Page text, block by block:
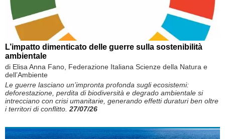
L’impatto dimenticato delle guerre sulla sostenibilità
ambientale
di Elisa Anna Fano, Federazione Italiana Scienze della Natura e
dell’Ambiente
Le guerre lasciano un’impronta profonda sugli ecosistemi:
deforestazione, perdita di biodiversità e degrado ambientale si
intrecciano con crisi umanitarie, generando effetti duraturi ben oltre
i territori di conflitto. 27/07/26